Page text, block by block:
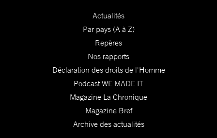
Actualités
Par pays (A à Z)
Repères
Nos rapports
Déclaration des droits de l'Homme
Podcast WE MADE IT
Magazine La Chronique
Magazine Bref
Archive des actualités